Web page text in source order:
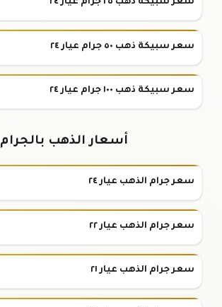
سعر سبيكة ذهب ٢٥ جرام عيار ٢٤
سعر سبيكة ذهب ٥٠ جرام عيار ٢٤
سعر سبيكة ذهب ١٠٠ جرام عيار ٢٤
أسعار الذهب بالجرام
سعر جرام الذهب عيار ٢٤
سعر جرام الذهب عيار ٢٢
سعر جرام الذهب عيار ٢١